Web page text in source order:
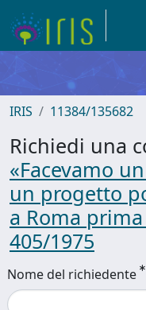
IRIS 11384/135682
Richiedi una
«Facevamo
un progetto
a Roma
405/1975
Nome del richiedente